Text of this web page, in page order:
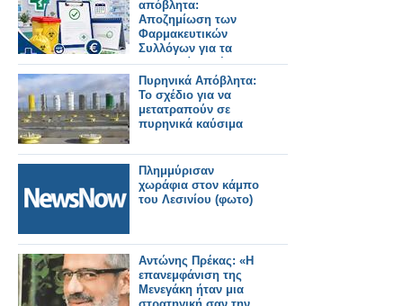
απόβλητα:
Aποζημίωση των
Φαρμακευτικών
Συλλόγων για τα
φαρμακεία – μέλη
τους
Πυρηνικά Απόβλητα:
Το σχέδιο για να
μετατραπούν σε
πυρηνικά καύσιμα
Πλημμύρισαν
χωράφια στον κάμπο
του Λεσινίου (φωτο)
Αντώνης Πρέκας: «Η
επανεμφάνιση της
Μενεγάκη ήταν μια